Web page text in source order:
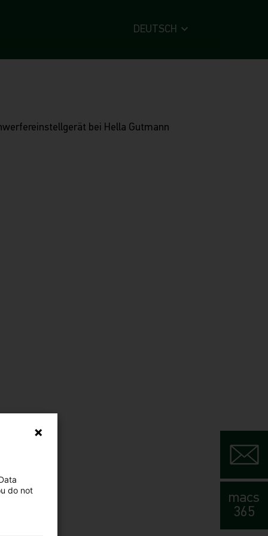
DEUTSCH
macs
365
bei Hella Gutmann
do not